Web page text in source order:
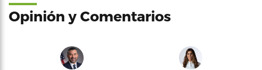
Opinión y Comentarios